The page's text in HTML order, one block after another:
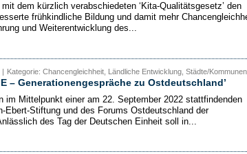
dem kürzlich verabschiedeten ‘Kita-Qualitätsgesetz’ den
frühkindliche Bildung und damit mehr
und Weiterentwicklung des...
| Kategorie: Chancengleichheit, Ländliche Entwicklung, Städte/Kommunen
– Generationengespräche zu Ostdeutschland’
im Mittelpunkt einer am 22. September 2022 stattfindenden
Ebert-Stiftung und des Forums Ostdeutschland der
des Tag der Deutschen Einheit soll in...